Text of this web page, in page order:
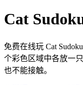
Cat
免费在线玩 Cat
个彩色区域中各放一
也不能接触。